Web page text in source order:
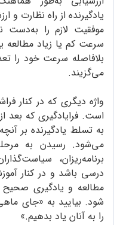
یادگیرنده از راه نظارت و
موفقیت لازم را
سرعت کم یا زیاد مطالعه
بلافاصله سرعت خود را
می‌گزیند.
واژه دیگری که در کنار
است. فرایادگیری که بعد
به تسلط یادگیرنده بر
می‌شود. رسیدن به
برنامه‌ریزان،
درسی باشد و در کنار
مطالعه و یادگیری صحیح
شود. بیایید به «جای
را به آنان یاد بدهیم.»